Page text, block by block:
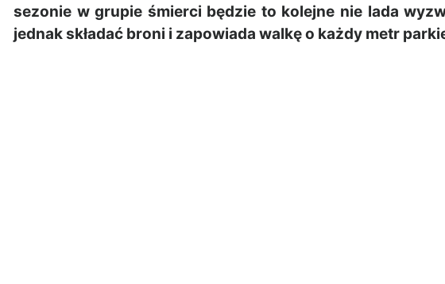
sezonie w grupie śmierci będzie to kolejne nie lada
jednak składać broni i zapowiada walkę o każdy metr